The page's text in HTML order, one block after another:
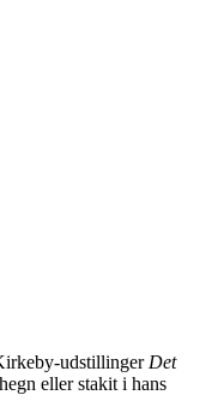
udstillinger Det
eller stakit i hans